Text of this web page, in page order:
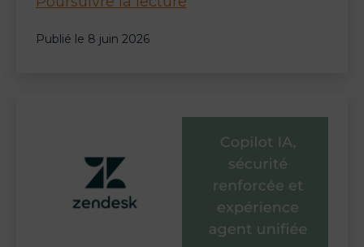
agents
automatisation
back-
office
Publié le 8 juin 2026